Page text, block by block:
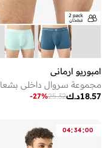
امبوريو ارماني
د.ك18.57
25.32
-27%
04:34:00